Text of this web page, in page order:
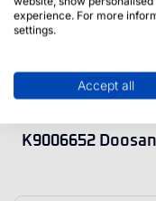
K9006652
experience. For more
settings.
Accept all